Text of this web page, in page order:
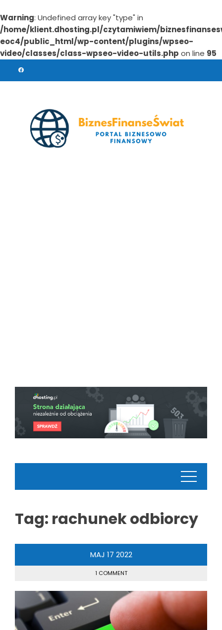
Warning: Undefined array key "type" in
/home/klient.dhosting.pl/czytamiwiem/
eoc4/public_html/wp-content/plugins/wpseo-
video/classes/class-wpseo-video-utils.php on line 95
Tag: rachunek odbiorcy
MAJ 17 2022
1 COMMENT